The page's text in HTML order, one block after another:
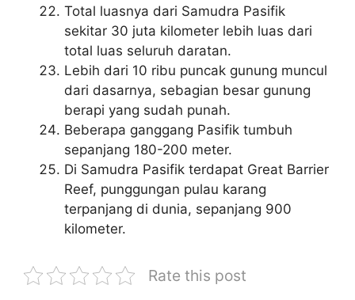
Total luasnya dari Samudra Pasifik
sekitar 30 juta kilometer lebih luas dari
total luas seluruh daratan.
Lebih dari 10 ribu puncak gunung muncul
dari dasarnya, sebagian besar gunung
berapi yang sudah punah.
Beberapa ganggang Pasifik tumbuh
sepanjang 180-200 meter.
Di Samudra Pasifik terdapat Great Barrier
Reef, punggungan pulau karang
terpanjang di dunia, sepanjang 900
kilometer.
Rate this post